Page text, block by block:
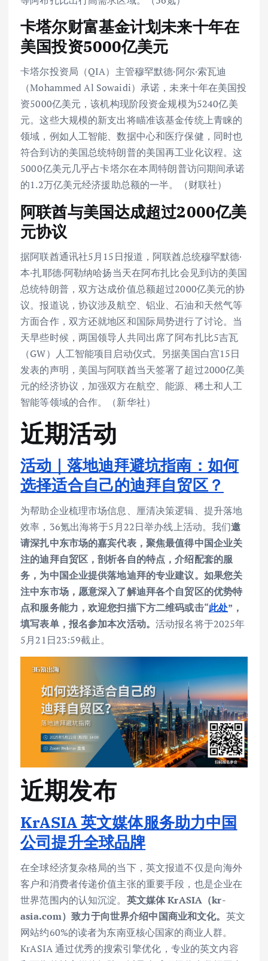
卡塔尔财富基金计划未来十年在
美国投资5000亿美元
卡塔尔投资局（QIA）主管穆罕默德·阿尔·索瓦迪
（Mohammed Al Sowaidi）承诺，未来十年在美国投
资5000亿美元，该机构现阶段资金规模为5240亿美
元。这些大规模的新支出将瞄准该基金传统上青睐的
领域，例如人工智能、数据中心和医疗保健，同时也
符合到访的美国总统特朗普的美国再工业化议程。这
5000亿美元几乎占卡塔尔在本周特朗普访问期间承诺
的1.2万亿美元经济援助总额的一半。（财联社）
阿联酋与美国达成超过2000亿美
元协议
据阿联酋通讯社5月15日报道，阿联酋总统穆罕默德·
本·扎耶德·阿勒纳哈扬当天在阿布扎比会见到访的美国
总统特朗普，双方达成价值总额超过2000亿美元的协
议。报道说，协议涉及航空、铝业、石油和天然气等
方面合作，双方还就地区和国际局势进行了讨论。当
天早些时候，两国领导人共同出席了阿布扎比5吉瓦
（GW）人工智能项目启动仪式。另据美国白宫15日
发表的声明，美国与阿联酋当天签署了超过2000亿美
元的经济协议，加强双方在航空、能源、稀土和人工
智能等领域的合作。（新华社）
近期活动
活动｜落地迪拜避坑指南：如何
选择适合自己的迪拜自贸区？
为帮助企业梳理市场信息、厘清决策逻辑、提升落地
效率，36氪出海将于5月22日举办线上活动。我们邀
请深扎中东市场的嘉宾代表，聚焦最值得中国企业关
注的迪拜自贸区，剖析各自的特点，介绍配套的服
务，为中国企业提供落地迪拜的专业建议。如果您关
注中东市场，愿意深入了解迪拜各个自贸区的优势特
点和服务能力，欢迎您扫描下方二维码或击“此处”，
填写表单，报名参加本次活动。活动报名将于2025年
5月21日23:59截止。
近期发布
KrASIA 英文媒体服务助力中国
公司提升全球品牌
在全球经济复杂格局的当下，英文报道不仅是向海外
客户和消费者传递价值主张的重要手段，也是企业在
世界范围内的认知沉淀。 英文媒体 KrASIA（kr-
asia.com）致力于向世界介绍中国商业和文化。 英文
网站约60%的读者为东南亚核心国家的商业人群。
KrASIA 通过优秀的搜索引擎优化，专业的英文内容